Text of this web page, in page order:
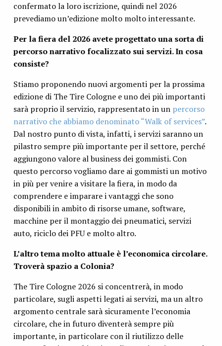
confermato la loro iscrizione, quindi nel 2026
prevediamo un’edizione molto molto interessante.
Per la fiera del 2026 avete progettato una sorta di
percorso narrativo focalizzato sui servizi. In cosa
consiste?
Stiamo proponendo nuovi argomenti per la prossima
edizione di The Tire Cologne e uno dei più importanti
sarà proprio il servizio, rappresentato in un percorso
narrativo che abbiamo denominato “Walk of services”.
Dal nostro punto di vista, infatti, i servizi saranno un
pilastro sempre più importante per il settore, perché
aggiungono valore al business dei gommisti. Con
questo percorso vogliamo dare ai gommisti un motivo
in più per venire a visitare la fiera, in modo da
comprendere e imparare i vantaggi che sono
disponibili in ambito di risorse umane, software,
macchine per il montaggio dei pneumatici, servizi
auto, riciclo dei PFU e molto altro.
L’altro tema molto attuale è l’economica circolare.
Troverà spazio a Colonia?
The Tire Cologne 2026 si concentrerà, in modo
particolare, sugli aspetti legati ai servizi, ma un altro
argomento centrale sarà sicuramente l’economia
circolare, che in futuro diventerà sempre più
importante, in particolare con il riutilizzo delle